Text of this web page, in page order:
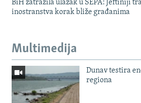
BiH zatražila ulazak u SEPA: Jeftiniji
inostranstva korak bliže građanima
Multimedija
Dunav testira
regiona